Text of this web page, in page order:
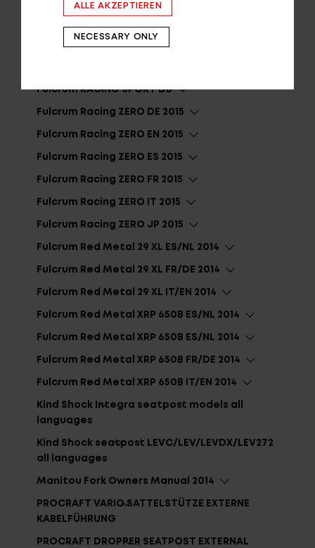
Fulcrum RACING 7 C17
Fulcrum RACING SPORT DB
Fulcrum Racing ZERO DE 2015
Fulcrum Racing ZERO EN 2015
Fulcrum Racing ZERO ES 2015
Fulcrum Racing ZERO FR 2015
Fulcrum Racing ZERO IT 2015
Fulcrum Racing ZERO JP 2015
Fulcrum Red Metal 29 XL ES/NL 2014
Fulcrum Red Metal 29 XL FR/DE 2014
Fulcrum Red Metal 29 XL IT/EN 2014
Fulcrum Red Metal XRP 650B ES/NL 2014
Fulcrum Red Metal XRP 650B ES/NL 2014
Fulcrum Red Metal XRP 650B FR/DE 2014
Fulcrum Red Metal XRP 650B IT/EN 2014
Kind Shock Integra seatpost models all
languages
Kind Shock seatpost LEVC/LEV/LEVDX/LEV272
all languages
Manitou Fork Owners Manual 2014
PROCRAFT VARIO SATTELSTÜTZE EXTERNE
KABELFÜHRUNG
PROCRAFT DROPPER SEATPOST EXTERNAL
ALLE AKZEPTIEREN
NECESSARY ONLY